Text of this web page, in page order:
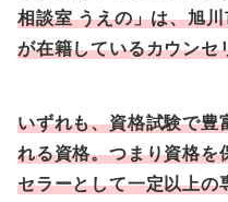
相談室 うえの」は、旭
が在籍しているカウンセ
いずれも、資格試験で豊
れる資格。つまり資格を
セラーとして一定以上の